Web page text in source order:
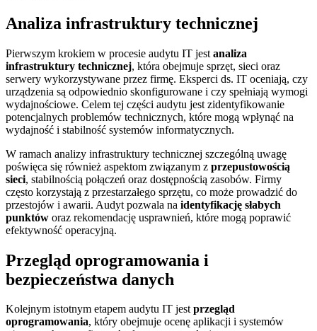
Analiza infrastruktury technicznej
Pierwszym krokiem w procesie audytu IT jest analiza
infrastruktury technicznej, która obejmuje sprzęt, sieci oraz
serwery wykorzystywane przez firmę. Eksperci ds. IT oceniają, czy
urządzenia są odpowiednio skonfigurowane i czy spełniają wymogi
wydajnościowe. Celem tej części audytu jest zidentyfikowanie
potencjalnych problemów technicznych, które mogą wpłynąć na
wydajność i stabilność systemów informatycznych.
W ramach analizy infrastruktury technicznej szczególną uwagę
poświęca się również aspektom związanym z przepustowością
sieci, stabilnością połączeń oraz dostępnością zasobów. Firmy
często korzystają z przestarzałego sprzętu, co może prowadzić do
przestojów i awarii. Audyt pozwala na identyfikację słabych
punktów oraz rekomendację usprawnień, które mogą poprawić
efektywność operacyjną.
Przegląd oprogramowania i
bezpieczeństwa danych
Kolejnym istotnym etapem audytu IT jestprzegląd
oprogramowania, który obejmuje ocenę aplikacji i systemów